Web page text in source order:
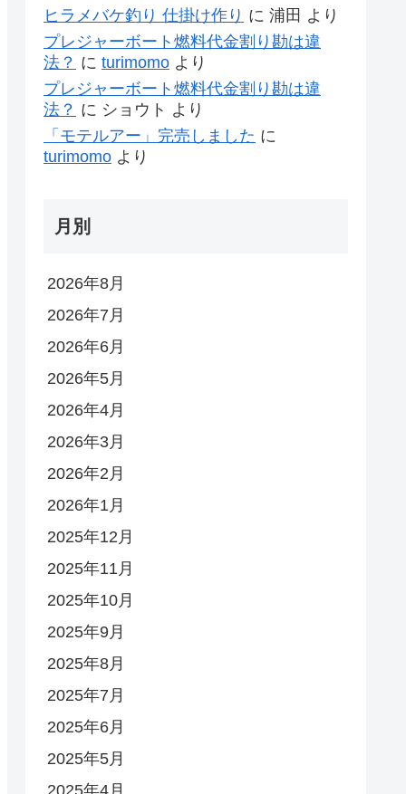
ヒラメバケ釣り 仕掛け作り に 浦田 より
プレジャーボート燃料代金割り勘は違
法？ に turimomo より
プレジャーボート燃料代金割り勘は違
法？ に ショウト より
「モテルアー」完売しました に
turimomo より
月別
2026年8月
2026年7月
2026年6月
2026年5月
2026年4月
2026年3月
2026年2月
2026年1月
2025年12月
2025年11月
2025年10月
2025年9月
2025年8月
2025年7月
2025年6月
2025年5月
2025年4月